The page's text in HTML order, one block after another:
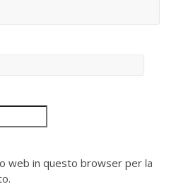
web in questo browser per la